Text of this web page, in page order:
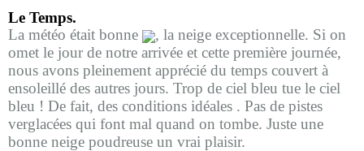
Le Temps.
La météo était bonne
, la neige exceptionnelle. Si on
omet le jour de notre arrivée et cette première journée,
nous avons pleinement apprécié du temps couvert à
ensoleillé des autres jours. Trop de ciel bleu tue le ciel
bleu ! De fait, des conditions idéales . Pas de pistes
verglacées qui font mal quand on tombe. Juste une
bonne neige poudreuse un vrai plaisir.